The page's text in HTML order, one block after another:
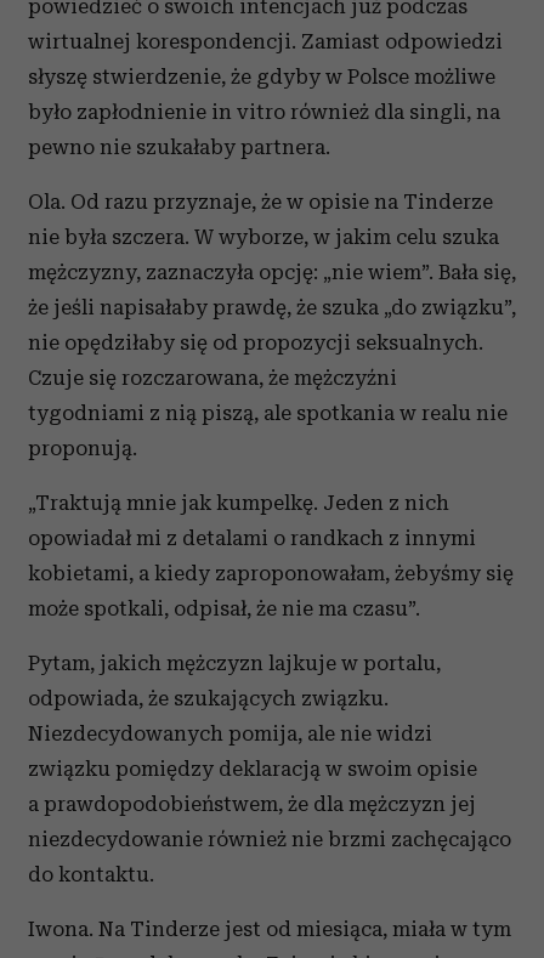
korzystania z ich usług.
powiedzieć o swoich intencjach już podczas
wirtualnej korespondencji. Zamiast odpowiedzi
słyszę stwierdzenie, że gdyby w Polsce możliwe
było zapłodnienie in vitro również dla singli, na
pewno nie szukałaby partnera.
Ola. Od razu przyznaje, że w opisie na Tinderze
nie była szczera. W wyborze, w jakim celu szuka
mężczyzny, zaznaczyła opcję: „nie wiem”. Bała się,
że jeśli napisałaby prawdę, że szuka „do związku”,
nie opędziłaby się od propozycji seksualnych.
Czuje się rozczarowana, że mężczyźni
tygodniami z nią piszą, ale spotkania w realu nie
proponują.
„Traktują mnie jak kumpelkę. Jeden z nich
opowiadał mi z detalami o randkach z innymi
kobietami, a kiedy zaproponowałam, żebyśmy się
może spotkali, odpisał, że nie ma czasu”.
Pytam, jakich mężczyzn lajkuje w portalu,
odpowiada, że szukających związku.
Niezdecydowanych pomija, ale nie widzi
związku pomiędzy deklaracją w swoim opisie
a prawdopodobieństwem, że dla mężczyzn jej
niezdecydowanie również nie brzmi zachęcająco
do kontaktu.
Iwona. Na Tinderze jest od miesiąca, miała w tym